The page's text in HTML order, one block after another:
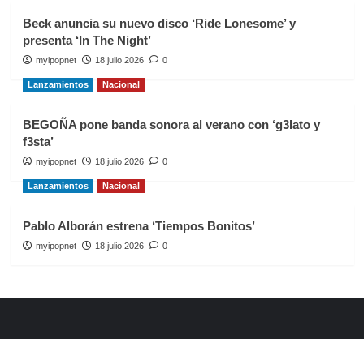
Beck anuncia su nuevo disco ‘Ride Lonesome’ y
presenta ‘In The Night’
myipopnet 18 julio 2026 0
Lanzamientos Nacional
BEGOÑA pone banda sonora al verano con ‘g3lato y
f3sta’
myipopnet 18 julio 2026 0
Lanzamientos Nacional
Pablo Alborán estrena ‘Tiempos Bonitos’
myipopnet 18 julio 2026 0